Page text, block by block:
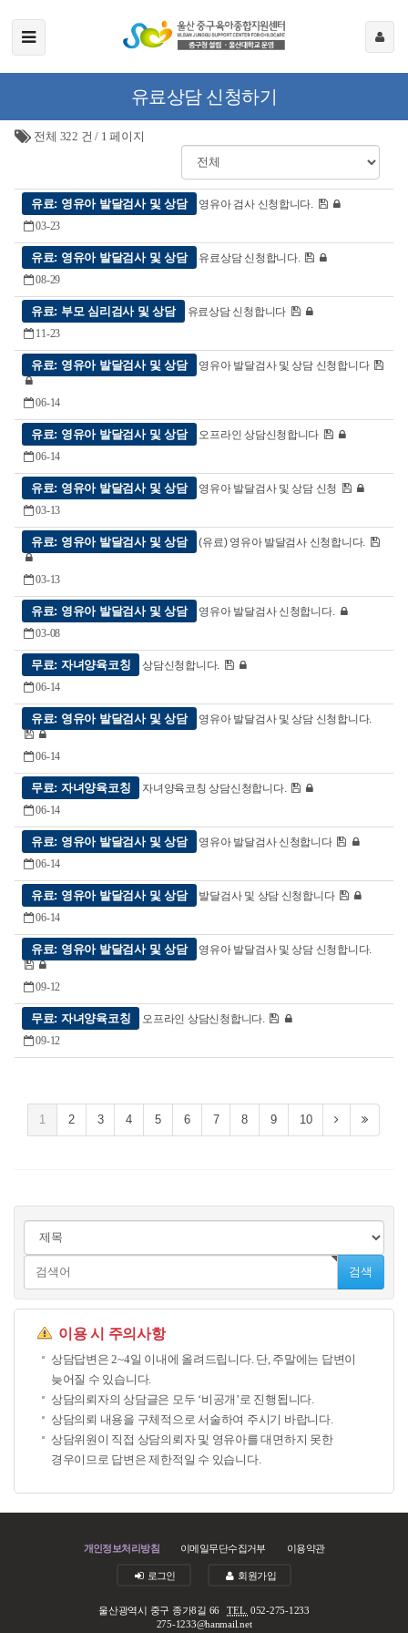
유료상담 신청하기
전체 322 건 / 1 페이지
유료: 영유아 발달검사 및 상담
영유아 검사 신청합니다.
03-23
유료: 영유아 발달검사 및 상담
유료상담 신청합니다.
08-29
유료: 부모 심리검사 및 상담
유료상담 신청합니다
11-23
유료: 영유아 발달검사 및 상담 영유아 발달검사 및 상담 신청합니다
06-14
유료: 영유아 발달검사 및 상담
오프라인 상담신청합니다
06-14
유료: 영유아 발달검사 및 상담
영유아 발달검사 및 상담 신청
03-13
유료: 영유아 발달검사 및 상담 (유료) 영유아 발달검사 신청합니다.
03-13
유료: 영유아 발달검사 및 상담
영유아 발달검사 신청합니다.
03-08
무료: 자녀양육코칭
상담신청합니다.
06-14
유료: 영유아 발달검사 및 상담 영유아 발달검사 및 상담 신청합니다.
06-14
무료: 자녀양육코칭
자녀양육코칭 상담신청합니다.
06-14
유료: 영유아 발달검사 및 상담
영유아 발달검사 신청합니다
06-14
유료: 영유아 발달검사 및 상담
발달검사 및 상담 신청합니다
06-14
유료: 영유아 발달검사 및 상담 영유아 발달검사 및 상담 신청합니다.
09-12
무료: 자녀양육코칭
오프라인 상담신청합니다.
09-12
1 2 3 4 5 6 7 8 9 10
검색
이용 시 주의사항
상담답변은 2~4일 이내에 올려드립니다. 단, 주말에는 답변이
늦어질 수 있습니다.
상담의뢰자의 상담글은 모두 ‘비공개’로 진행됩니다.
상담의뢰 내용을 구체적으로 서술하여 주시기 바랍니다.
상담위원이 직접 상담의뢰자 및 영유아를 대면하지 못한
경우이므로 답변은 제한적일 수 있습니다.
개인정보처리방침 이메일무단수집거부 이용약관
로그인 회원가입
울산광역시 중구 종가8길 66TEL. 052-275-1233
275-1233@hanmail.net